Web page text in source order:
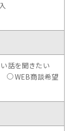
話を聞きたい
WEB商談希望